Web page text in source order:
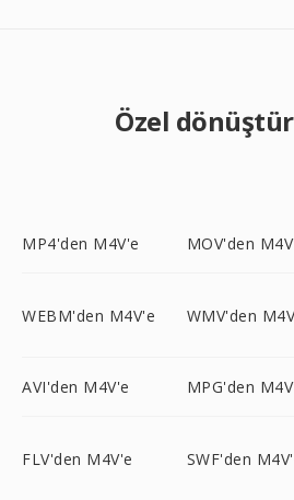
Özel
MP4'den M4V'e MOV'den
WEBM'den M4V'e WMV'den
AVI'den M4V'e MPG'den
FLV'den M4V'e SWF'den